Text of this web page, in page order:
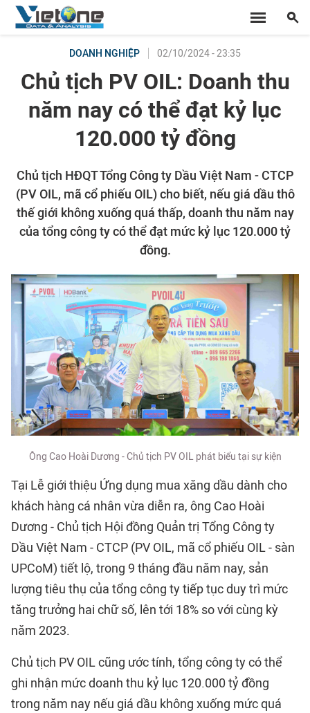
DOANH NGHIỆP 02/10/2024 - 23:35
Chủ tịch PV OIL: Doanh thu
năm nay có thể đạt kỷ lục
120.000 tỷ đồng
Chủ tịch HĐQT Tổng Công ty Dầu Việt Nam - CTCP
(PV OIL, mã cổ phiếu OIL) cho biết, nếu giá dầu thô
thế giới không xuống quá thấp, doanh thu năm nay
của tổng công ty có thể đạt mức kỷ lục 120.000 tỷ
đồng.
Ông Cao Hoài Dương - Chủ tịch PV OIL phát biểu tại sự kiện
Tại Lễ giới thiệu Ứng dụng mua xăng dầu dành cho
khách hàng cá nhân vừa diễn ra, ông Cao Hoài
Dương - Chủ tịch Hội đồng Quản trị Tổng Công ty
Dầu Việt Nam - CTCP (PV OIL, mã cổ phiếu OIL - sàn
UPCoM) tiết lộ, trong 9 tháng đầu năm nay, sản
lượng tiêu thụ của tổng công ty tiếp tục duy trì mức
tăng trưởng hai chữ số, lên tới 18% so với cùng kỳ
năm 2023.
Chủ tịch PV OIL cũng ước tính, tổng công ty có thể
ghi nhận mức doanh thu kỷ lục 120.000 tỷ đồng
trong năm nay nếu giá dầu không xuống mức quá